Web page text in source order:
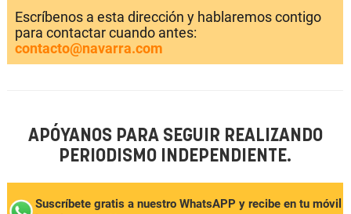
Escríbenos a esta dirección y hablaremos contigo
para contactar cuando antes:
contacto@navarra.com
APÓYANOS PARA SEGUIR REALIZANDO
PERIODISMO INDEPENDIENTE.
Suscríbete gratis a nuestro WhatsAPP y recibe en tu móvil